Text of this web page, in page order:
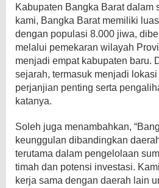
Kabupaten Bangka Barat dalam
kami, Bangka Barat memiliki
dengan populasi 8.000 jiwa,
melalui pemekaran wilayah
menjadi empat kabupaten baru.
sejarah, termasuk menjadi
perjanjian penting serta
katanya.
Soleh juga menambahkan,
keunggulan dibandingkan
terutama dalam pengelolaan
timah dan potensi investasi.
kerja sama dengan daerah lain